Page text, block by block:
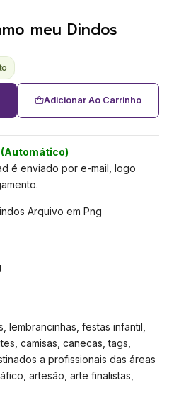
meu Dindos
Adicionar Ao Carrinho
é enviado por e-mail, logo
Arquivo em Png
lembrancinhas, festas infantil,
camisas, canecas, tags,
a profissionais das áreas
artesão, arte finalistas,